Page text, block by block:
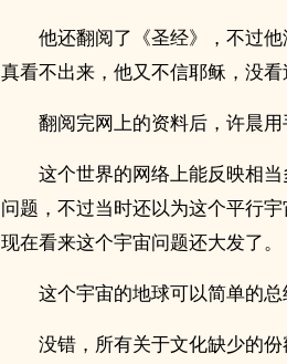
他还翻阅了《圣经》，不过
真看不出来，他又不信耶稣，没看
翻阅完网上的资料后，许晨用
这个世界的网络上能反映相
问题，不过当时还以为这个平行
现在看来这个宇宙问题还大发了。
这个宇宙的地球可以简单的总
没错，所有关于文化缺少的